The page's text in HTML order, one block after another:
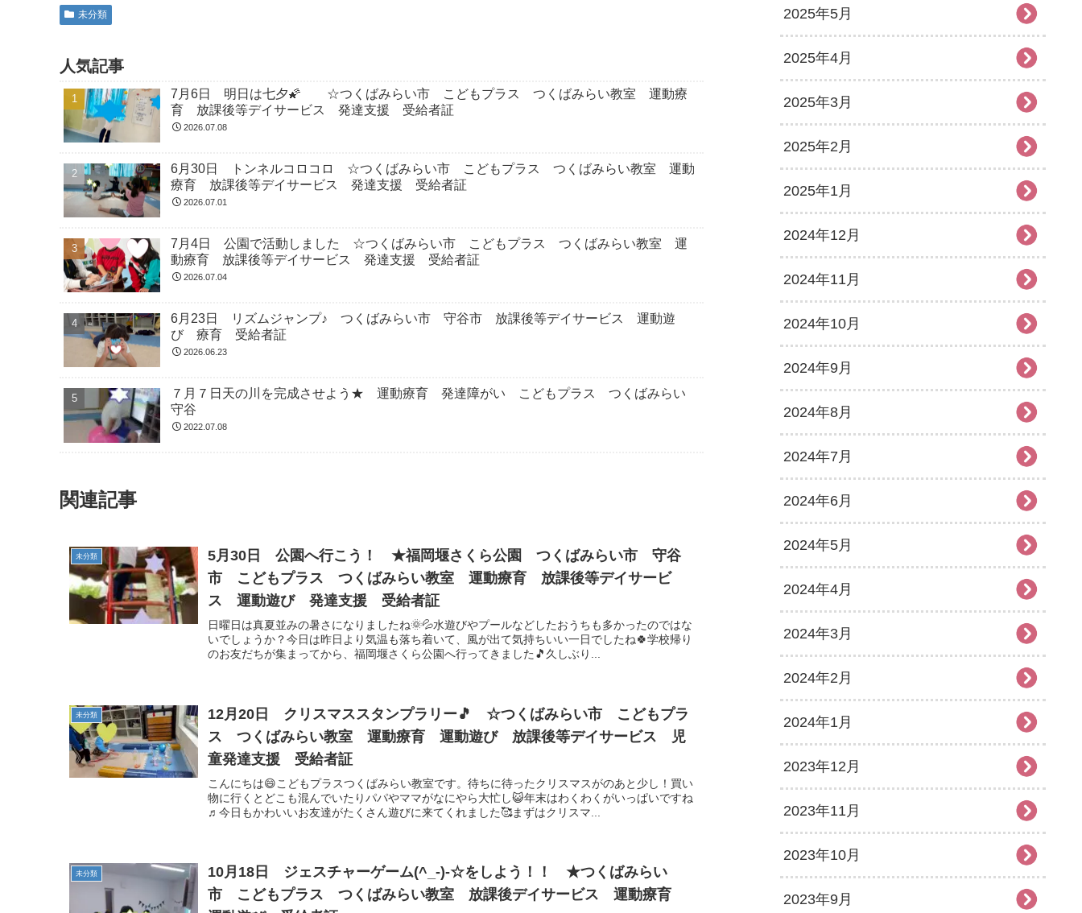
未分類
人気記事
7月6日 明日は七夕🌠 ☆つくばみらい市 こどもプラス つくばみらい教室 運動療
育 放課後等デイサービス 発達支援 受給者証
2026.07.08
6月30日 トンネルコロコロ ☆つくばみらい市 こどもプラス つくばみらい教室 運動
療育 放課後等デイサービス 発達支援 受給者証
2026.07.01
7月4日 公園で活動しました ☆つくばみらい市 こどもプラス つくばみらい教室 運
動療育 放課後等デイサービス 発達支援 受給者証
2026.07.04
6月23日 リズムジャンプ♪ つくばみらい市 守谷市 放課後等デイサービス 運動遊
び 療育 受給者証
2026.06.23
７月７日天の川を完成させよう★ 運動療育 発達障がい こどもプラス つくばみらい
守谷
2022.07.08
関連記事
未分類
5月30日 公園へ行こう！ ★福岡堰さくら公園 つくばみらい市 守谷
市 こどもプラス つくばみらい教室 運動療育 放課後等デイサービ
ス 運動遊び 発達支援 受給者証
日曜日は真夏並みの暑さになりましたね🌞💦水遊びやプールなどしたおうちも多かったのではな
いでしょうか？今日は昨日より気温も落ち着いて、風が出て気持ちいい一日でしたね🍀学校帰り
のお友だちが集まってから、福岡堰さくら公園へ行ってきました🎵久しぶり...
未分類
12月20日 クリスマススタンプラリー🎵 ☆つくばみらい市 こどもプラ
ス つくばみらい教室 運動療育 運動遊び 放課後等デイサービス 児
童発達支援 受給者証
こんにちは😄こどもプラスつくばみらい教室です。待ちに待ったクリスマスがのあと少し！買い
物に行くとどこも混んでいたりパパやママがなにやら大忙し😺年末はわくわくがいっぱいですね
♬今日もかわいいお友達がたくさん遊びに来てくれました🥰まずはクリスマ...
未分類
10月18日 ジェスチャーゲーム(^_-)-☆をしよう！！ ★つくばみらい
市 こどもプラス つくばみらい教室 放課後デイサービス 運動療育
2025年5月
2025年4月
2025年3月
2025年2月
2025年1月
2024年12月
2024年11月
2024年10月
2024年9月
2024年8月
2024年7月
2024年6月
2024年5月
2024年4月
2024年3月
2024年2月
2024年1月
2023年12月
2023年11月
2023年10月
2023年9月